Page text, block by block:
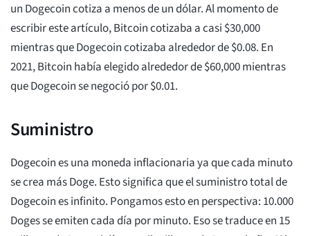
un Dogecoin cotiza a menos de un dólar. Al momento de
escribir este artículo, Bitcoin cotizaba a casi $30,000
mientras que Dogecoin cotizaba alrededor de $0.08. En
2021, Bitcoin había elegido alrededor de $60,000 mientras
que Dogecoin se negoció por $0.01.
Suministro
Dogecoin es una moneda inflacionaria ya que cada minuto
se crea más Doge. Esto significa que el suministro total de
Dogecoin es infinito. Pongamos esto en perspectiva: 10.000
Doges se emiten cada día por minuto. Eso se traduce en 15